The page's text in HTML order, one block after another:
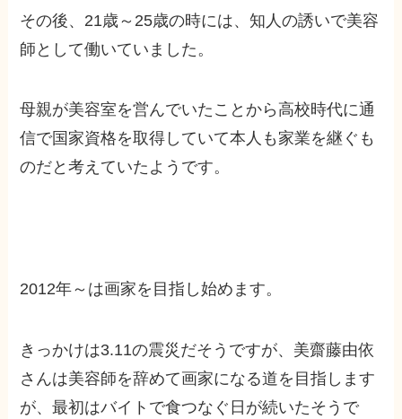
その後、 21歳～25歳の時には、知人の誘いで美容
師として働いていました。
母親が美容室を営んでいたことから高校時代に通
信で国家資格を取得していて本人も家業を継ぐも
のだと考えていたようです。
2012年～は画家を目指し始めます。
きっかけは3.11の震災だそうですが、美齋藤由依
さんは美容師を辞めて画家になる道を目指します
が、最初はバイトで食つなぐ日が続いたそうで